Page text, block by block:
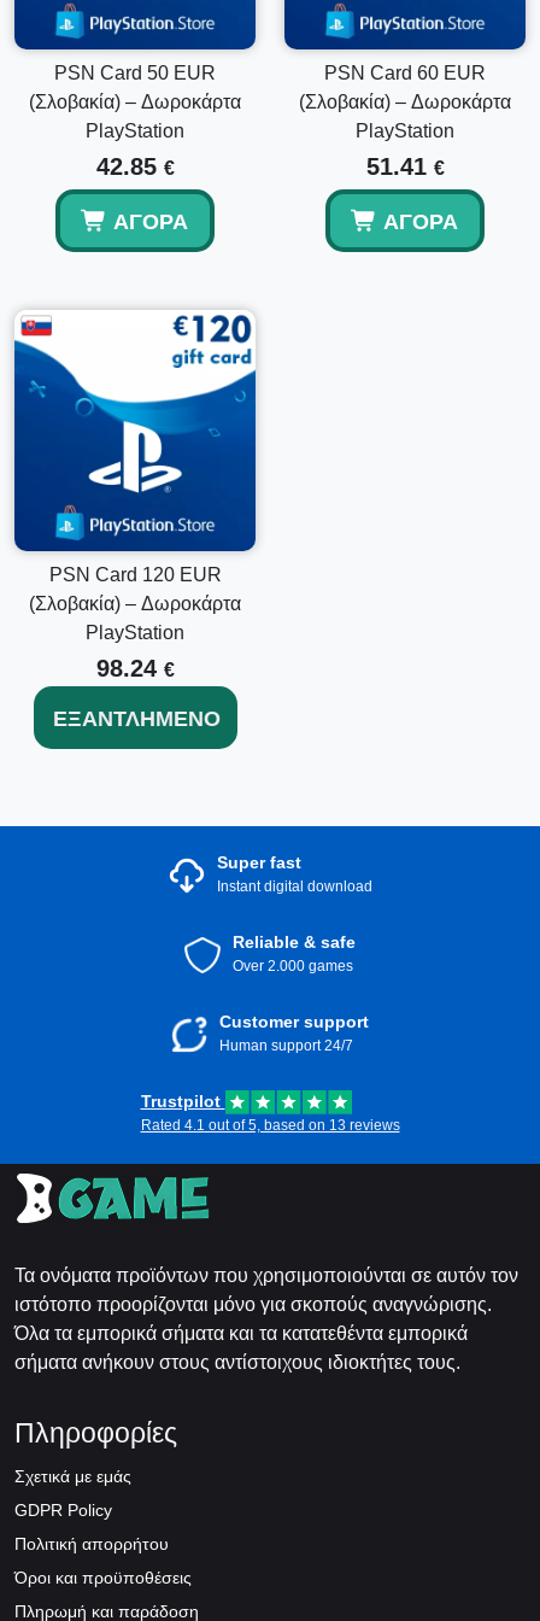
πορτοφολιού μου;
Ναι, το ποσό που εξαργυρώνεται προστίθεται στα τρέχοντα
κεφάλαια πορτοφολιού PlayStation σας.
PSN Card 50 EUR
(Σλοβακία) – Δωροκάρτα
PlayStation
42.85 €
ΑΓΟΡΆ
PSN Card 60 EUR
(Σλοβακία) – Δωροκάρτα
PlayStation
51.41 €
ΑΓΟΡΆ
PSN Card 120 EUR
(Σλοβακία) – Δωροκάρτα
PlayStation
98.24 €
ΕΞΑΝΤΛΗΜΈΝΟ
Super fast
Instant digital download
Reliable & safe
Over 2.000 games
Customer support
Human support 24/7
Trustpilot
Rated 4.1 out of 5, based on 13 reviews
Τα ονόματα προϊόντων που χρησιμοποιούνται σε αυτόν τον
ιστότοπο προορίζονται μόνο για σκοπούς αναγνώρισης.
Όλα τα εμπορικά σήματα και τα κατατεθέντα εμπορικά
σήματα ανήκουν στους αντίστοιχους ιδιοκτήτες τους.
Πληροφορίες
Σχετικά με εμάς
GDPR Policy
Πολιτική απορρήτου
Όροι και προϋποθέσεις
Πληρωμή και παράδοση